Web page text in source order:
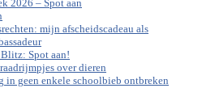
2026 – Spot aan
mijn afscheidscadeau als
Spot aan!
over dieren
in geen enkele schoolbieb ontbreken